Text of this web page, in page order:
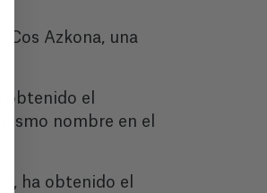
Azkona, una
obtenido el
nombre en el
ha obtenido el